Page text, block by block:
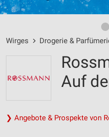
Wirges Drogerie &
Auf
❯ Angebote & Prospekte von